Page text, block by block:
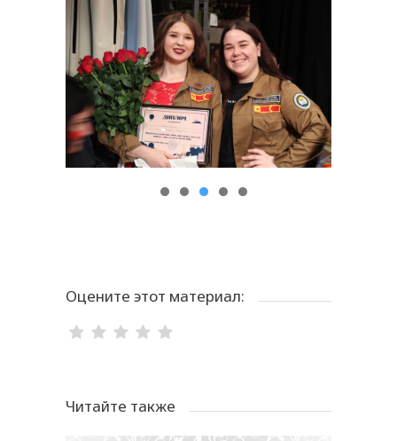
Оцените этот материал:
Читайте также